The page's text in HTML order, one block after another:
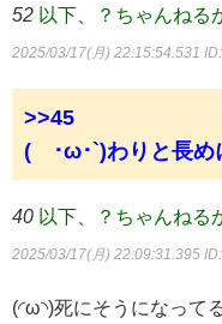
52 以下、？ちゃんねる
2025/03/17(月) 22:15:54.531
>>45
(´･ω･`)わりと長め
40 以下、？ちゃんねる
2025/03/17(月) 22:09:31.395
(◜ω◝)死にそうになって